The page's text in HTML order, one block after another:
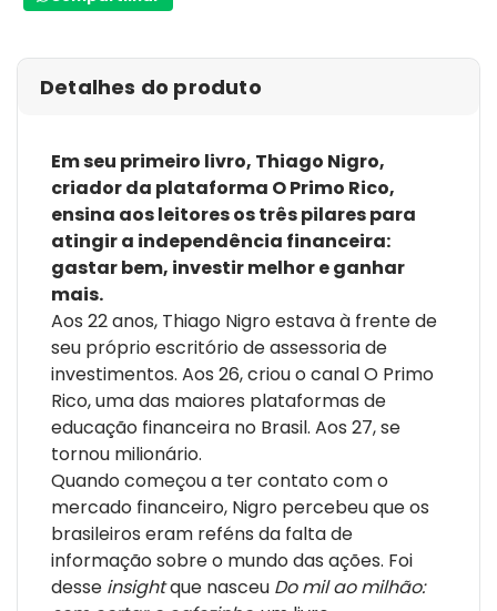
Detalhes do produto
Em seu primeiro livro, Thiago Nigro,
criador da plataforma O Primo Rico,
ensina aos leitores os três pilares para
atingir a independência financeira:
gastar bem, investir melhor e ganhar
mais.
Aos 22 anos, Thiago Nigro estava à frente de
seu próprio escritório de assessoria de
investimentos. Aos 26, criou o canal O Primo
Rico, uma das maiores plataformas de
educação financeira no Brasil. Aos 27, se
tornou milionário.
Quando começou a ter contato com o
mercado financeiro, Nigro percebeu que os
brasileiros eram reféns da falta de
informação sobre o mundo das ações. Foi
desse insightque nasceu Do mil ao milhão: